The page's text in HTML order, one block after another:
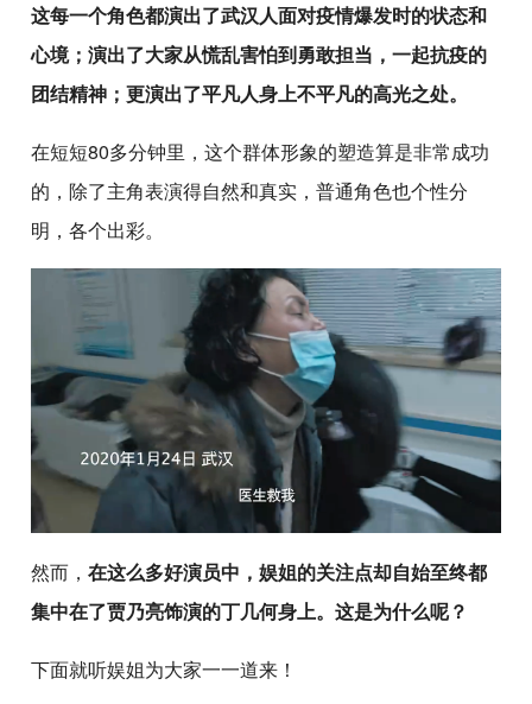
这每一个角色都演出了武汉人面对疫情爆发时的状态和
心境；演出了大家从慌乱害怕到勇敢担当，一起抗疫的
团结精神；更演出了平凡人身上不平凡的高光之处。
在短短80多分钟里，这个群体形象的塑造算是非常成功
的，除了主角表演得自然和真实，普通角色也个性分
明，各个出彩。
然而，在这么多好演员中，娱姐的关注点却自始至终都
集中在了贾乃亮饰演的丁几何身上。这是为什么呢？
下面就听娱姐为大家一一道来！